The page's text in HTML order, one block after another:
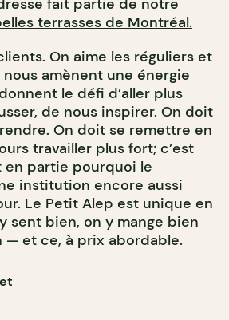
fait partie de notre
terrasses de Montréal.
On aime les réguliers et
nous amènent une énergie
le défi d’aller plus
de nous inspirer. On doit
On doit se remettre en
travailler plus fort; c’est
en partie pourquoi le
institution encore aussi
Le Petit Alep est unique en
sent bien, on y mange bien
et ce, à prix abordable.